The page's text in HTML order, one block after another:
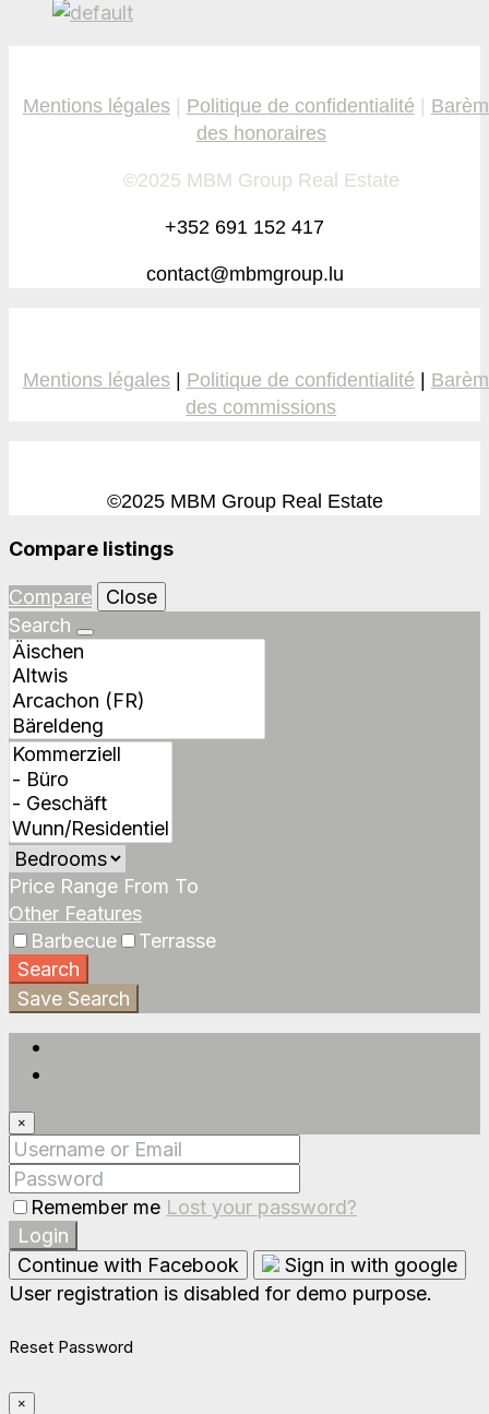
Mentions légales| Politique de confidentialité |
des honoraires
©2025 MBM Group Real Estate
+352 691 152 417
contact@mbmgroup.lu
Mentions légales| Politique de confidentialité |
des commissions
©2025 MBM Group Real Estate
Compare listings
Compare
Close
Search
Price Range From To
Other Features
Barbecue
Terrasse
Search
Save Search
×
Remember me Lost your password?
Login
Continue with Facebook
Sign in with google
User registration is disabled for demo purpose.
Reset Password
×